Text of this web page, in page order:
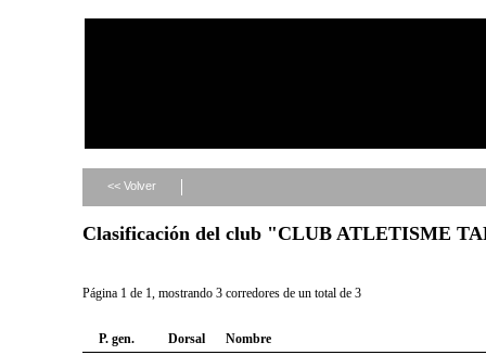
<< Volver
Clasificación del club "CLUB ATLETISME
Página 1 de 1, mostrando 3 corredores de un total de 3
P. gen. Dorsal
Nombre